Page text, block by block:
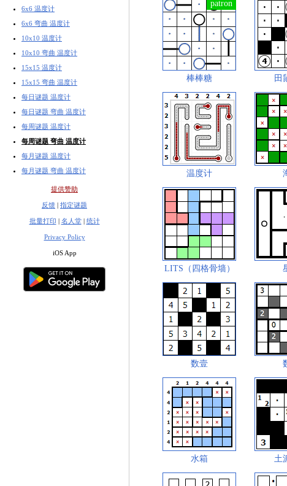
6x6 温度计
6x6 弯曲 温度计
10x10 温度计
10x10 弯曲 温度计
15x15 温度计
15x15 弯曲 温度计
每日谜题 温度计
每日谜题 弯曲 温度计
每周谜题 温度计
每周谜题 弯曲 温度计
每月谜题 温度计
每月谜题 弯曲 温度计
提供赞助
反馈 | 指定谜题
批量打印 | 名人堂| 统计
Privacy Policy
iOS App
棒棒糖 田
温度计
LITS（四格骨墙）
数壹
水箱 土